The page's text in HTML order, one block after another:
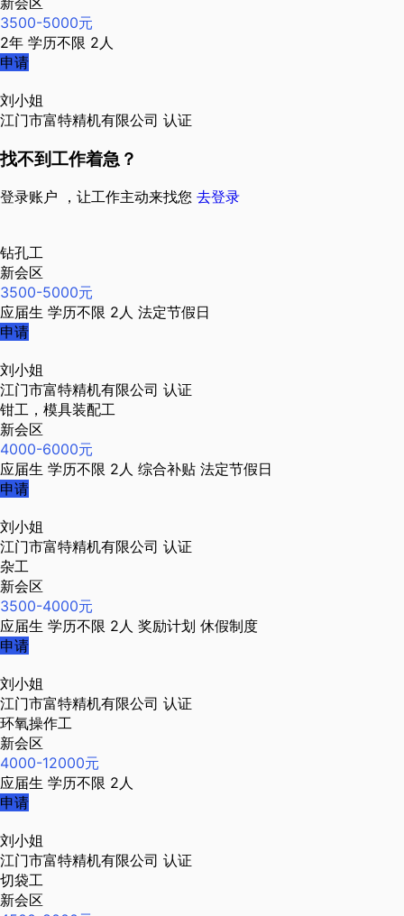
3500-5000元
2年 学历不限 2人
申请
刘小姐
江门市富特精机有限公司 认证
找不到工作着急？
登录账户 ，让工作主动来找您 去登录
钻孔工
新会区
3500-5000元
应届生 学历不限 2人 法定节假日
申请
刘小姐
江门市富特精机有限公司 认证
钳工，模具装配工
新会区
4000-6000元
应届生 学历不限 2人 综合补贴 法定节假日
申请
刘小姐
江门市富特精机有限公司 认证
杂工
新会区
3500-4000元
应届生 学历不限 2人 奖励计划 休假制度
申请
刘小姐
江门市富特精机有限公司 认证
环氧操作工
新会区
4000-12000元
应届生 学历不限 2人
申请
刘小姐
江门市富特精机有限公司 认证
切袋工
新会区